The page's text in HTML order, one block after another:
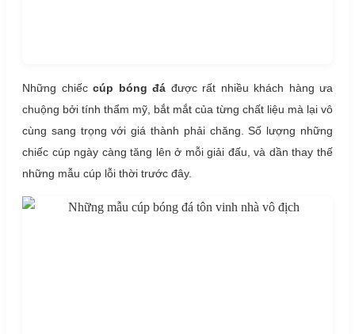
Những chiếc cúp bóng đá được rất nhiều khách hàng ưa
chuộng bởi tính thẩm mỹ, bắt mắt của từng chất liệu mà lại vô
cùng sang trọng với giá thành phải chăng. Số lượng những
chiếc cúp ngày càng tăng lên ở mỗi giải đấu, và dần thay thế
những mẫu cúp lỗi thời trước đây.